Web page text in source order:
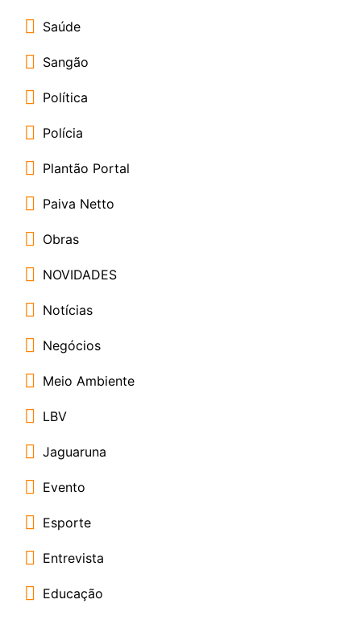
Saúde
Sangão
Política
Polícia
Plantão Portal
Paiva Netto
Obras
NOVIDADES
Notícias
Negócios
Meio Ambiente
LBV
Jaguaruna
Evento
Esporte
Entrevista
Educação